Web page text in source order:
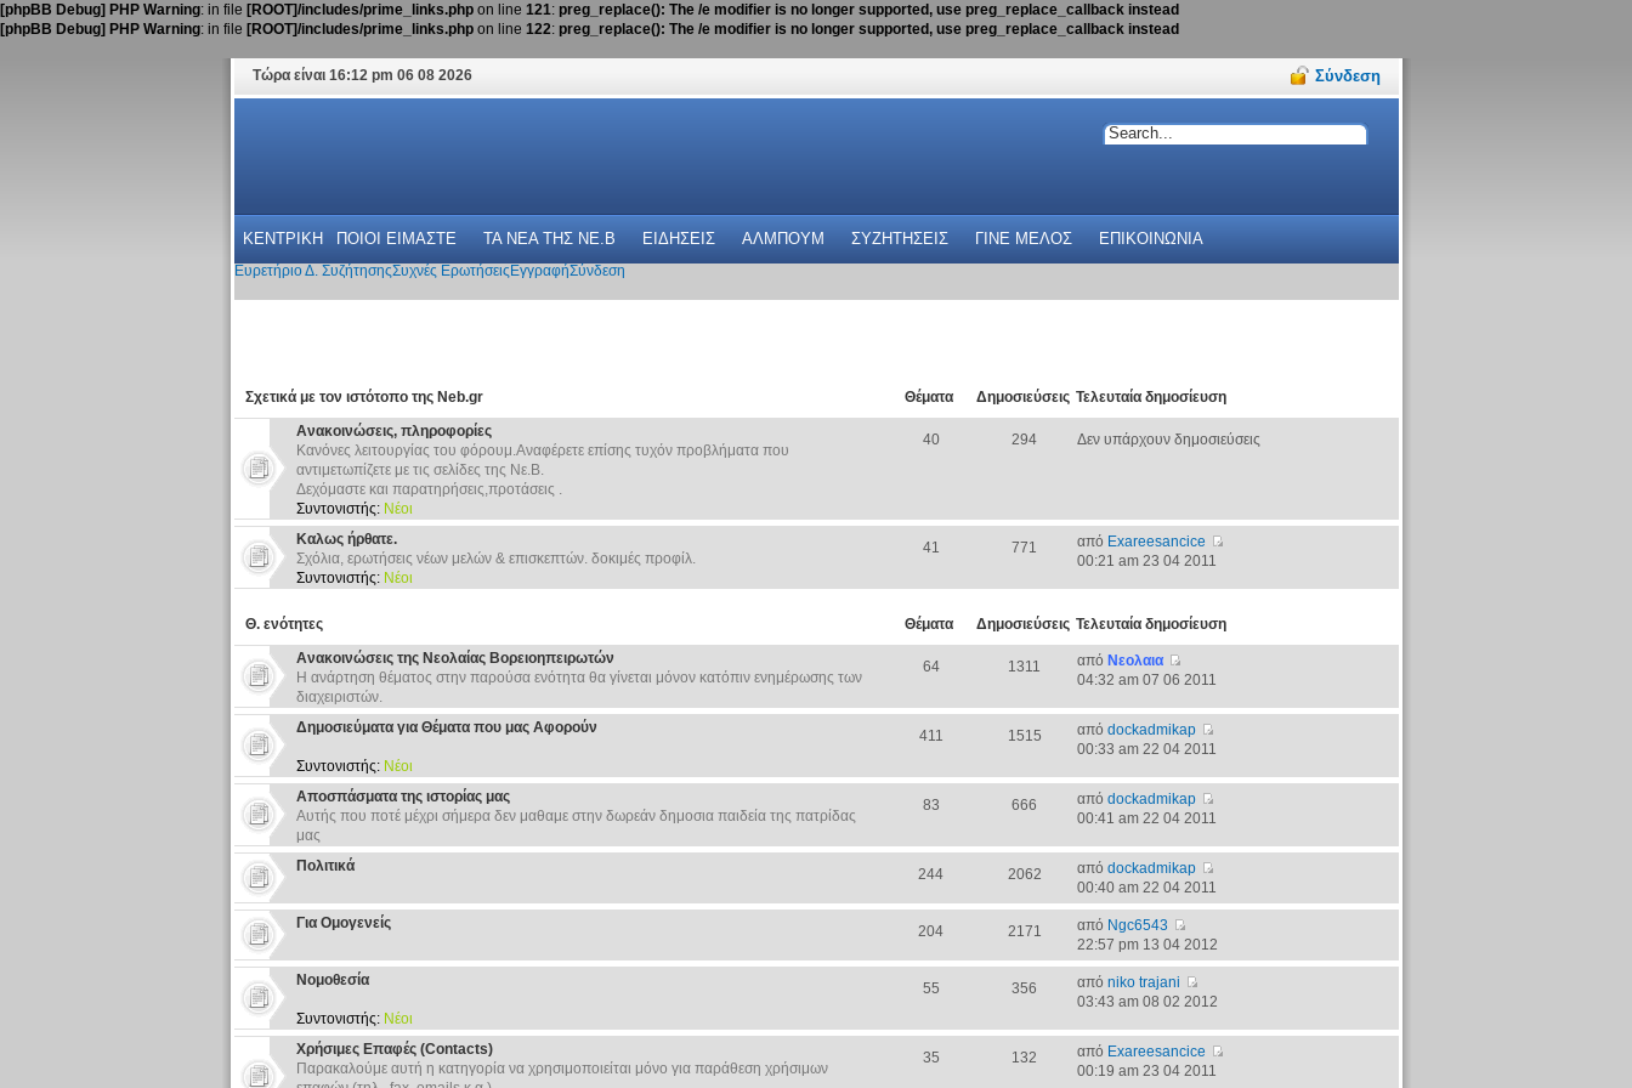
[phpBB Debug] PHP Warning: in file [ROOT]/includes/prime_links.php on line 121: preg_replace(): The /e modifier is no longer supported, use preg_replace_callback instead
[phpBB Debug] PHP Warning: in file [ROOT]/includes/prime_links.php on line 122: preg_replace(): The /e modifier is no longer supported, use preg_replace_callback instead
Τώρα είναι 16:12 pm 06 08 2026 Σύνδεση
ΚΕΝΤΡΙΚΗ ΠΟΙΟΙ ΕΙΜΑΣΤΕ ΤΑ ΝΕΑ THΣ NE.B ΕΙΔΗΣΕΙΣ ΑΛΜΠΟΥΜ ΣΥΖΗΤΗΣΕΙΣ ΓΙΝΕ ΜΕΛΟΣ ΕΠΙΚΟΙΝΩΝΙΑ
Ευρετήριο Δ. ΣυζήτησηςΣυχνές Ερωτήσεις ΕγγραφήΣύνδεση
Σχετικά με τον ιστότοπο της Neb.gr Θέματα Δημοσιεύσεις Τελευταία δημοσίευση
Ανακοινώσεις, πληροφορίες
Κανόνες λειτουργίας του φόρουμ.Αναφέρετε επίσης τυχόν προβλήματα που
αντιμετωπίζετε με τις σελίδες της Νε.Β.
Δεχόμαστε και παρατηρήσεις,προτάσεις .
Συντονιστής: Νέοι
40 294 Δεν υπάρχουν δημοσιεύσεις
Καλως ήρθατε.
Σχόλια, ερωτήσεις νέων μελών & επισκεπτών. δοκιμές προφίλ.
Συντονιστής: Νέοι
41 771 από Exareesancice
00:21 am 23 04 2011
Θ. ενότητες Θέματα Δημοσιεύσεις Τελευταία δημοσίευση
Ανακοινώσεις της Νεολαίας Βορειοηπειρωτών
Η ανάρτηση θέματος στην παρούσα ενότητα θα γίνεται μόνον κατόπιν ενημέρωσης των
διαχειριστών.
64 1311 από Νεολαια
04:32 am 07 06 2011
Δημοσιεύματα για Θέματα που μας Αφορούν
Συντονιστής: Νέοι
411 1515 απόdockadmikap
00:33 am 22 04 2011
Αποσπάσματα της ιστορίας μας
Αυτής που ποτέ μέχρι σήμερα δεν μαθαμε στην δωρεάν δημοσια παιδεία της πατρίδας
μας
83 666 απόdockadmikap
00:41 am 22 04 2011
Πολιτικά 244 2062 απόdockadmikap
00:40 am 22 04 2011
Για Ομογενείς 204 2171 από Ngc6543
22:57 pm 13 04 2012
Νομοθεσία
Συντονιστής: Νέοι
55 356 απόniko trajani
03:43 am 08 02 2012
Χρήσιμες Επαφές (Contacts)
Παρακαλούμε αυτή η κατηγορία να χρησιμοποιείται μόνο για παράθεση χρήσιμων
35 132 από Exareesancice
00:19 am 23 04 2011